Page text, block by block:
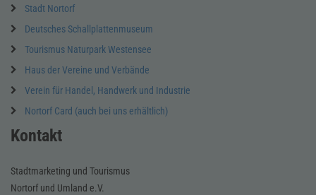
Stadt Nortorf
Deutsches Schallplattenmuseum
Tourismus Naturpark Westensee
Haus der Vereine und Verbände
Verein für Handel, Handwerk und Industrie
Nortorf Card (auch bei uns erhältlich)
Kontakt
Stadtmarketing und Tourismus
Nortorf und Umland e.V.